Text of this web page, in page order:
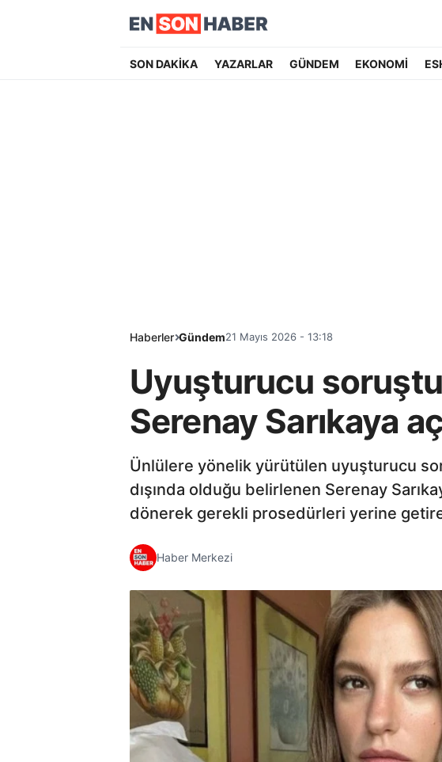
SON DAKİKA YAZARLAR GÜNDEM EKONOMİ
Haberler Gündem21 Mayıs 2026 - 13:18
Uyuşturucu
Serenay Sarıkaya
Ünlülere yönelik yürütülen uyuşturucu
dışında olduğu belirlenen Serenay
dönerek gerekli prosedürleri yerine
Haber Merkezi